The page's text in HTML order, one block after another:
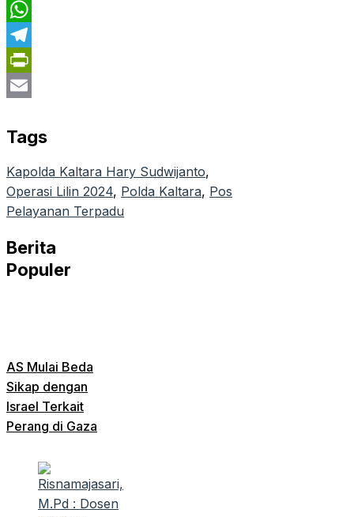
X
WhatsApp
Telegram
PrintFriendly
Tags
Kapolda Kaltara Hary Sudwijanto
Operasi Lilin 2024, Polda Kaltara, Pos
Pelayanan Terpadu
Berita
Populer
AS Mulai Beda
Sikap dengan
Israel Terkait
Perang di Gaza